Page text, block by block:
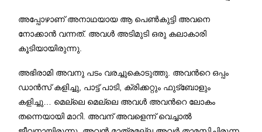
അപ്പോഴാണ് അനാഥയായ ആ പെണ്‍കുട്ടി അവനെ
നോക്കാന്‍ വന്നത്. അവള്‍ അടിമുടി ഒരു കലാകാരി
കൂടിയായിരുന്നു
അഭിരാമി അവനു പടം വരച്ചുകൊടുത്തു അവന്‍റെ ഒപ്പം
ഡാന്‍സ് കളിച്ചു പാട്ട് പാടി ക്രിക്കറ്റും ഫുട്ബോളും
കളിച്ചു
മെല്ലെ മെല്ലെ അവള്‍ അവന്‍റെ ലോകം
തന്നെയായി മാറി അവന് അവളെന്ന് വെച്ചാല്‍